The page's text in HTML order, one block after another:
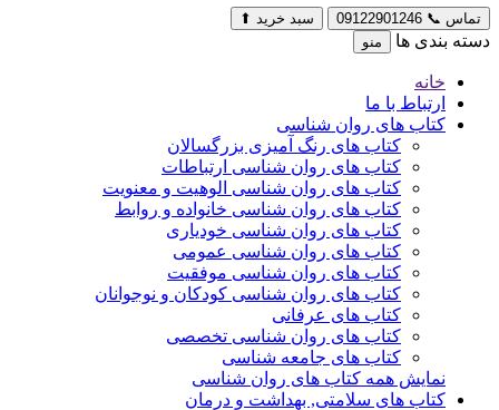
تماس 📞
09122901246 سبد خرید ⬆
دسته بندی ها منو
خانه
ارتباط با ما
کتاب های روان شناسی
کتاب های رنگ آمیزی بزرگسالان
کتاب های روان شناسی ارتباطات
کتاب های روان شناسی الوهیت و معنویت
کتاب های روان شناسی خانواده و روابط
کتاب های روان شناسی خودیاری
کتاب های روان شناسی عمومی
کتاب های روان شناسی موفقیت
کتاب های روان شناسی کودکان و نوجوانان
کتاب های عرفانی
کتاب های روان شناسی تخصصی
کتاب های جامعه شناسی
نمایش همه کتاب های روان شناسی
کتاب های سلامتی, بهداشت و درمان